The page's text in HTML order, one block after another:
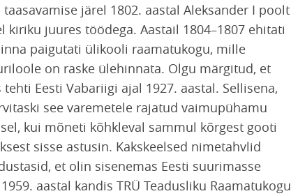
järel 1802. aastal Aleksander I poolt
kiriku juures töödega. Aastail 1804–1807 ehitati
paigutati ülikooli raamatukogu, mille
on raske ülehinnata. Olgu märgitud, et
Eesti Vabariigi ajal 1927. aastal. Sellisena,
see varemetele rajatud vaimupühamu
kui mõneti kõhkleval sammul kõrgest gooti
sisse astusin. Kakskeelsed nimetahvlid
et olin sisenemas Eesti suurimasse
aastal kandis TRÜ Teadusliku Raamatukogu